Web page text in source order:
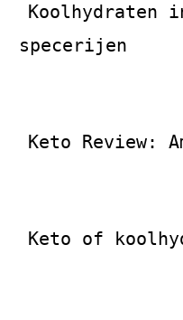
Koolhydraten
specerijen
Keto Review:
Keto of